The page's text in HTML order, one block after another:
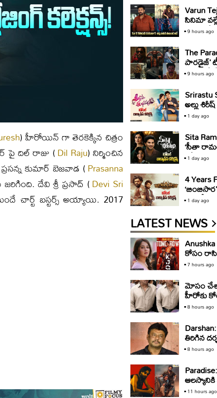
) హీరోయిన్ గా తెరకెక్కిన చిత్రం
పై దిల్ రాజు (Dil Raju) నిర్మించిన
ప్రసన్న కుమార్ బెజవాడ (Prasanna
దేవి శ్రీ ప్రసాద్ (Devi Sri
చార్ట్ బస్టర్స్ అయ్యాయి. 2017
Varun
సినిమా
వరుణ్ తేజ్
9 hours ago
The
పారడైజ్’
తగలబడే
9 hours ago
Srirastu
అల్లు శిరీష్
10
1 day ago
Sita
‘సీతా
టోటల్
1 day ago
4 Years
బాక్సాఫీస్
1 day ago
LATEST NEWS
కోసం
తర్వాత
7 hours ago
మోసం
హీరోకు
8 hours ago
తిరిగిన
బయటకు
8 hours ago
కోసం
11 hours ago